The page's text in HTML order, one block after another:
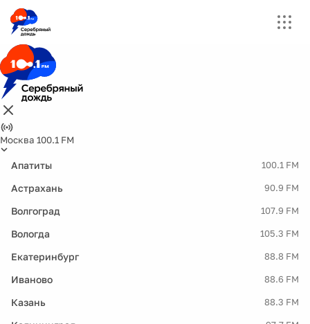
Москва 100.1 FM
Апатиты 100.1 FM
Астрахань 90.9 FM
Волгоград 107.9 FM
Вологда 105.3 FM
Екатеринбург 88.8 FM
Иваново 88.6 FM
Казань 88.3 FM